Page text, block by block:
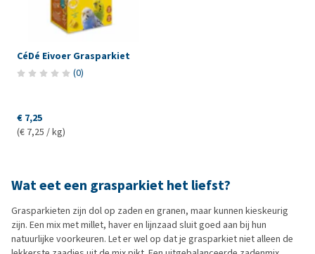
CéDé Eivoer Grasparkiet
(0)
€ 7,25
(€ 7,25 / kg)
Wat eet een grasparkiet het liefst?
Grasparkieten zijn dol op zaden en granen, maar kunnen kieskeurig
zijn. Een mix met millet, haver en lijnzaad sluit goed aan bij hun
natuurlijke voorkeuren. Let er wel op dat je grasparkiet niet alleen de